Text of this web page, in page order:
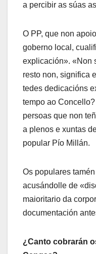
a percibir as súas
O PP, que non
goberno local,
explicación». «Non
resto non, significa
tedes dedicacións
tempo ao
persoas que non
a plenos e xuntas
popular Pío Millán.
Os populares
acusándolle de
maioritario da
documentación
¿Canto cobrarán